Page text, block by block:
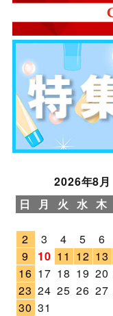
2026年8月
日
月 火 水 木
2
3 4 5 6
9
10 11 12 13
16 17 18 19 20
23 24 25 26 27
30 31